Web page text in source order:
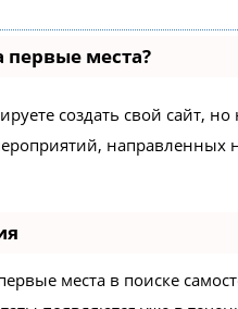
первые места?
создать свой сайт,
места в поиске